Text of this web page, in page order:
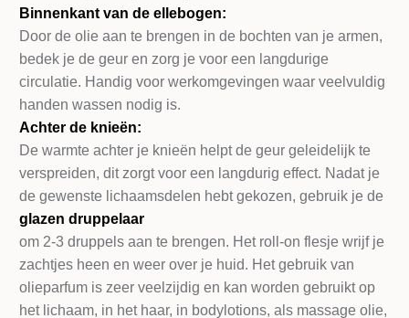
Binnenkant van de ellebogen:
Door de olie aan te brengen in de bochten van je armen,
bedek je de geur en zorg je voor een langdurige
circulatie. Handig voor werkomgevingen waar veelvuldig
handen wassen nodig is.
Achter de knieën:
De warmte achter je knieën helpt de geur geleidelijk te
verspreiden, dit zorgt voor een langdurig effect. Nadat je
de gewenste lichaamsdelen hebt gekozen, gebruik je de
glazen druppelaar
om 2-3 druppels aan te brengen. Het roll-on flesje wrijf je
zachtjes heen en weer over je huid. Het gebruik van
olieparfum is zeer veelzijdig en kan worden gebruikt op
het lichaam, in het haar, in bodylotions, als massage olie,